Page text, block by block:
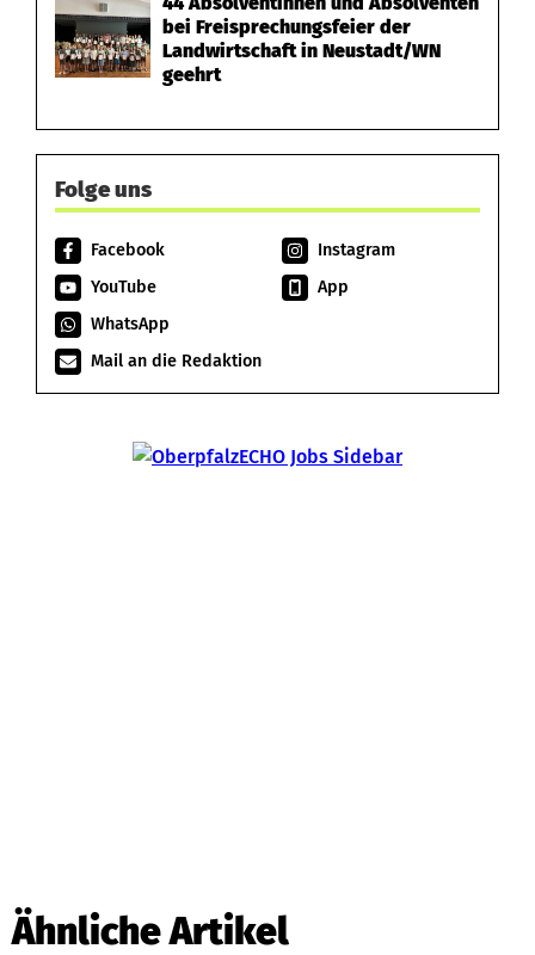
bei Freisprechungsfeier der
Landwirtschaft in Neustadt/WN
geehrt
Folge uns
Facebook
Instagram
YouTube
App
WhatsApp
Mail an die Redaktion
Ähnliche Artikel